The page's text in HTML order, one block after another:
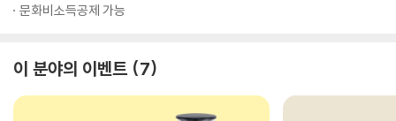
문화비소득공제 가능
이 분야의 이벤트 7